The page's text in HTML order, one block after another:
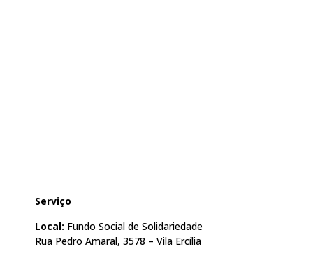
Serviço
Local: Fundo Social de Solidariedade
Rua Pedro Amaral, 3578 – Vila Ercília